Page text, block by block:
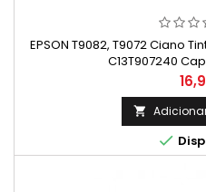
EPSON T9082, T9072 Ciano
C13T907240

